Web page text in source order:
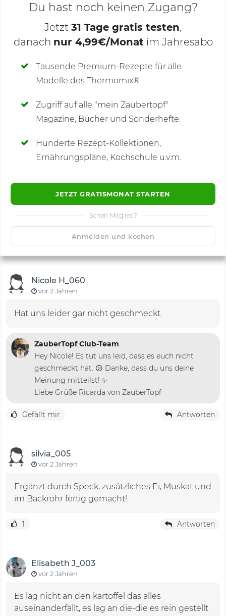
Deine Notizen
Du hast noch keinen Zugang?
Jetzt 31 Tage gratis testen,
danach nur 4,99€/Monat im Jahresabo
Tausende Premium-Rezepte für alle
Modelle des Thermomix®
Zugriff auf alle "mein Zaubertopf"
Magazine, Bücher und Sonderhefte.
Hunderte Rezept-Kollektionen,
Ernährungspläne, Kochschule u.v.m.
JETZT GRATISMONAT STARTEN
Schon Mitglied?
Anmelden und kochen
Kommentare(17)
🙂 Speichern
Nicole H_060
vor 2 Jahren
Hat uns leider gar nicht geschmeckt.
ZauberTopf Club-Team
Hey Nicole! Es tut uns leid, dass es euch nicht
geschmeckt hat. 😕 Danke, dass du uns deine
Meinung mitteilst! ✨
Liebe Grüße Ricarda von ZauberTopf
Gefällt mir Antworten
silvia_005
vor 2 Jahren
Ergänzt durch Speck, zusätzliches Ei, Muskat und
im Backrohr fertig gemacht!
1 Antworten
Elisabeth J_003
vor 2 Jahren
Es lag nicht an den kartoffel das alles
auseinanderfällt, es lag an die-die es rein gestellt